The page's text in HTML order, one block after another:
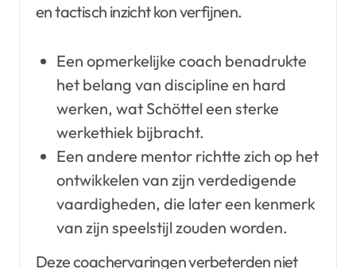
en tactisch inzicht kon verfijnen.
Een opmerkelijke coach benadrukte
het belang van discipline en hard
werken, wat Schöttel een sterke
werkethiek bijbracht.
Een andere mentor richtte zich op het
ontwikkelen van zijn verdedigende
vaardigheden, die later een kenmerk
van zijn speelstijl zouden worden.
Deze coachervaringen verbeterden niet